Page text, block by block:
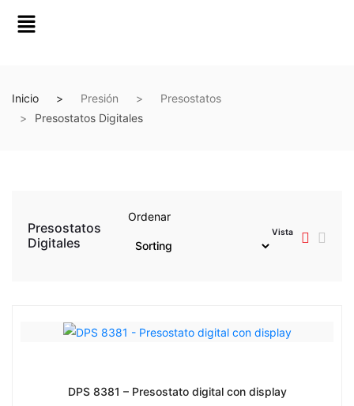
Inicio Presión
Presostatos
Presostatos Digitales
Presostatos
Digitales
Ordenar
Vista
DPS 8381 – Presostato digital con display